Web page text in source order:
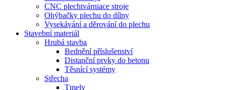
CNC plechtvárniace stroje
Ohýbačky plechu do dílny
Vysekávání a děrování do plechu
Stavební materiál
Hrubá stavba
Bednění příslušenství
Distanční prvky do betonu
Těsnící systémy
Střecha
Tmely